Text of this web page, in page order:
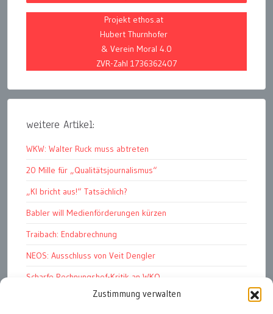
Zustimmung verwalten
Projekt ethos.at
Hubert Thurnhofer
& Verein Moral 4.0
ZVR-Zahl 1736362407
weitere Artikel:
WKW: Walter Ruck muss abtreten
20 Mille für „Qualitätsjournalismus“
„KI bricht aus!“ Tatsächlich?
Babler will Medienförderungen kürzen
Traibach: Endabrechnung
NEOS: Ausschluss von Veit Dengler
Scharfe Rechnungshof-Kritik an WKO
Pelletspreise steigen massiv